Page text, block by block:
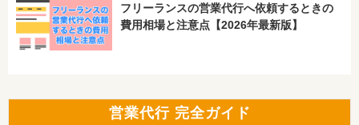
フリーランスの営業代行へ依頼するときの
費用相場と注意点【2026年最新版】
営業代行 完全ガイド